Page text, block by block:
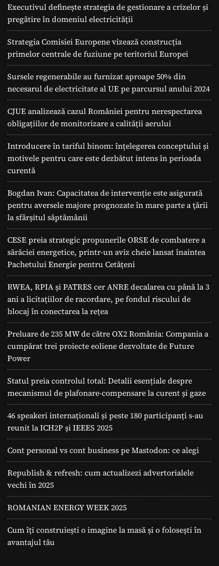
Executivul definește strategia de gestionare a crizelor și
pregătire în domeniul electricității
Strategia Comisiei Europene vizează construcția
primelor centrale de fuziune pe teritoriul Europei
Sursele regenerabile au furnizat aproape 50% din
necesarul de electricitate al UE pe parcursul anului 2024
CJUE analizează cazul României pentru nerespectarea
obligațiilor de monitorizare a calității aerului
Introducere în tariful binom: înțelegerea conceptului și
motivele pentru care este dezbătut intens în perioada
curentă
Bogdan Ivan: Capacitatea de intervenție este asigurată
pentru aversele majore prognozate în mare parte a ţării
la sfârșitul săptămânii
CESE preia strategic propunerile ORSE de combatere a
sărăciei energetice, printr-un aviz cheie lansat înaintea
Pachetului Energie pentru Cetățeni
RWEA, RPIA și PATRES cer ANRE decalarea cu până la 3
ani a licitațiilor de racordare, pe fondul riscului de
blocaj în conectarea la rețea
Preluare de 235 MW de către OX2 România: Compania a
cumpărat trei proiecte eoliene dezvoltate de Future
Power
Statul preia controlul total: Detalii esențiale despre
mecanismul de plafonare-compensare la curent și gaze
46 speakeri internaționali și peste 180 participanți s-au
reunit la ICH2P și IEEES 2025
Cont personal vs cont business pe Mastodon: ce alegi
Republish & refresh: cum actualizezi advertorialele
vechi în 2025
ROMANIAN ENERGY WEEK 2025
Cum îți construiești o imagine la masă și o folosești în
avantajul tău